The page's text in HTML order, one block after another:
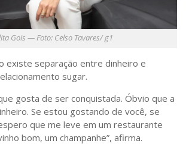
Gois — Foto: Celso Tavares/ g1
existe separação entre dinheiro e
sugar.
gosta de ser conquistada. Óbvio que a
Se estou gostando de você, se
que me leve em um restaurante
bom, um champanhe”, afirma.